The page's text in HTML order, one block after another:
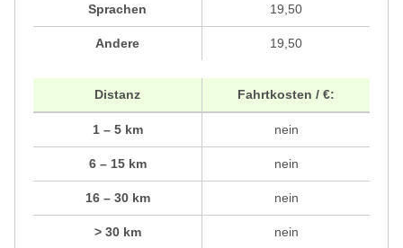
Sprachen
Andere
19,50
19,50
Distanz
1 – 5 km
6 – 15 km
16 – 30 km
> 30 km
Fahrtkosten / €:
nein
nein
nein
nein